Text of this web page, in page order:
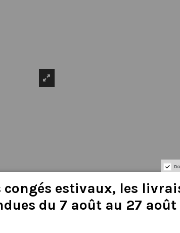
congés estivaux, les
du 7 août au 27 août